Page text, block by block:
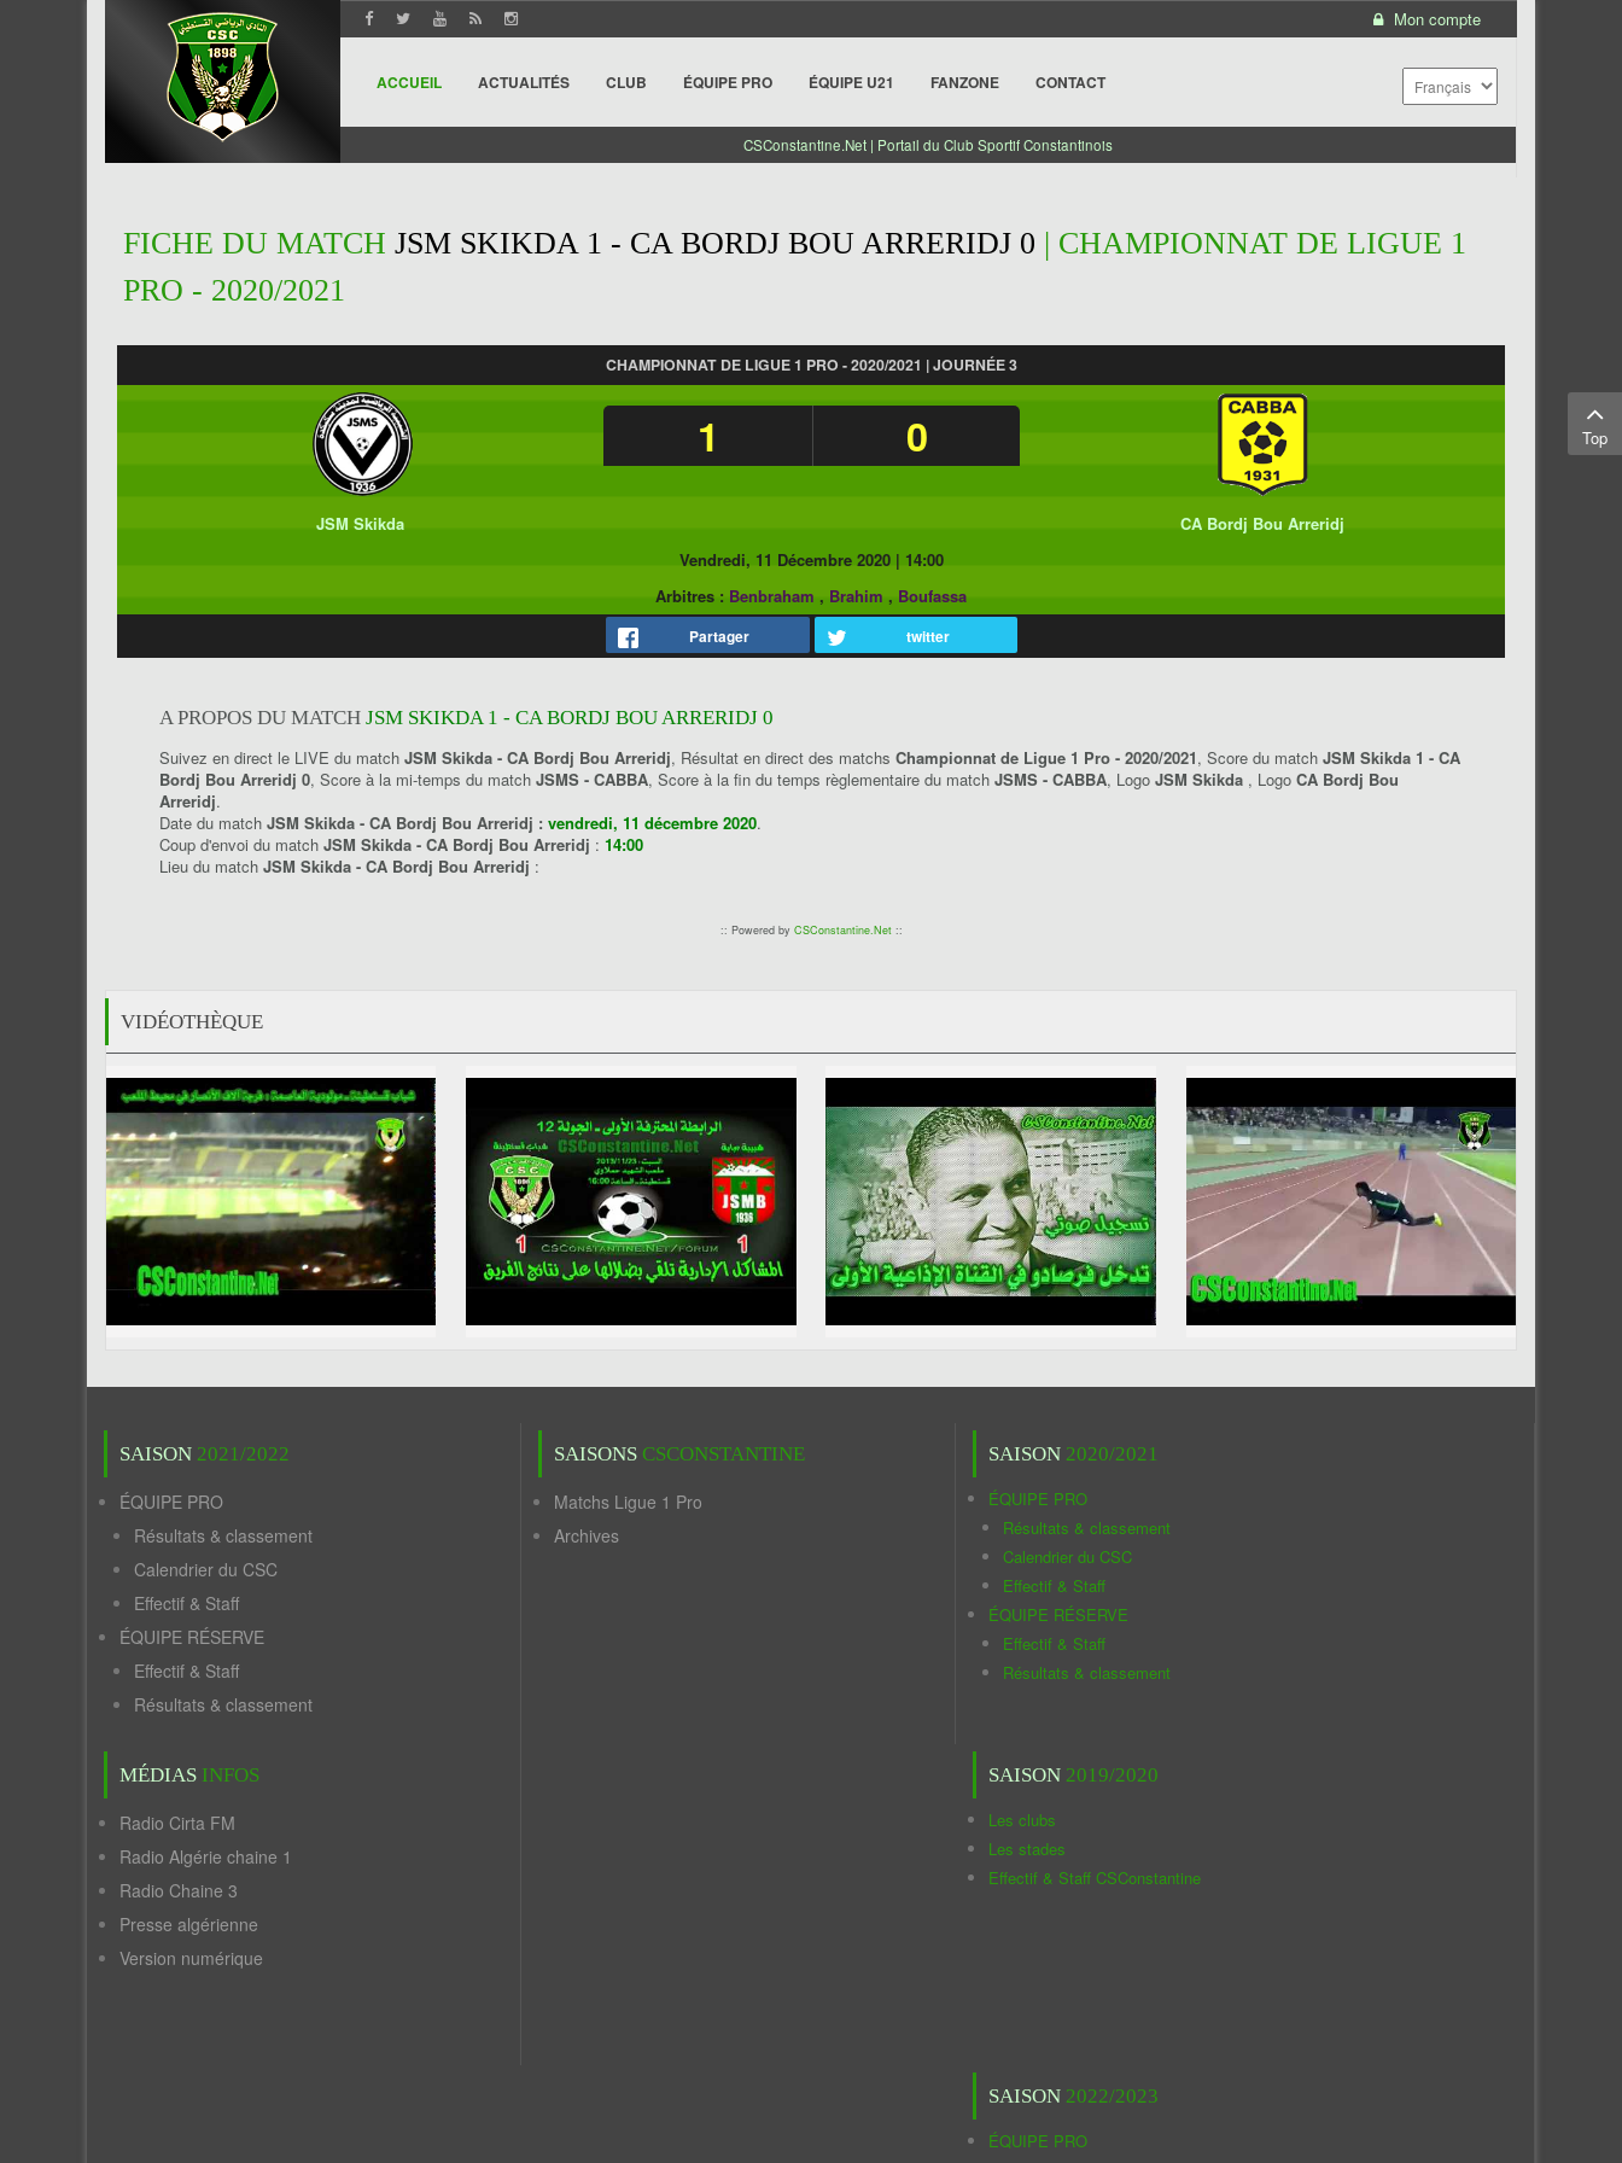
Mon compte
ACCUEIL ACTUALITÉS CLUB ÉQUIPE PRO ÉQUIPE U21 FANZONE CONTACT
CSConstantine.Net | Portail du Club Sportif Constantinois
FICHE DU MATCH JSM SKIKDA 1 - CA BORDJ BOU ARRERIDJ 0 | CHAMPIONNAT DE LIGUE 1
PRO - 2020/2021
CHAMPIONNAT DE LIGUE 1 PRO - 2020/2021 | JOURNÉE 3
1 0
JSM Skikda
CA Bordj Bou Arreridj
Vendredi, 11 Décembre 2020| 14:00
Arbitres : Benbraham , Brahim , Boufassa
Partager twitter
A PROPOS DU MATCH JSM SKIKDA 1 - CA BORDJ BOU ARRERIDJ 0
Suivez en direct le LIVE du match JSM Skikda - CA Bordj Bou Arreridj, Résultat en direct des matchs Championnat de Ligue 1 Pro - 2020/2021, Score du match JSM Skikda 1 - CA
Bordj Bou Arreridj 0, Score à la mi-temps du match JSMS - CABBA, Score à la fin du temps règlementaire du match JSMS - CABBA, Logo JSM Skikda , Logo CA Bordj Bou
Arreridj.
Date du match JSM Skikda - CA Bordj Bou Arreridj : vendredi, 11 décembre 2020.
Coup d'envoi du match JSM Skikda - CA Bordj Bou Arreridj : 14:00
Lieu du match JSM Skikda - CA Bordj Bou Arreridj :
:: Powered by CSConstantine.Net::
VIDÉOTHÈQUE
SAISON 2021/2022
ÉQUIPE PRO
Résultats & classement
Calendrier du CSC
Effectif & Staff
ÉQUIPE RÉSERVE
Effectif & Staff
Résultats & classement
MÉDIAS INFOS
Radio Cirta FM
Radio Algérie chaine 1
Radio Chaine 3
Presse algérienne
Version numérique
SAISONS CSCONSTANTINE
Matchs Ligue 1 Pro
Archives
SAISON 2020/2021
ÉQUIPE PRO
Résultats & classement
Calendrier du CSC
Effectif & Staff
ÉQUIPE RÉSERVE
Effectif & Staff
Résultats & classement
SAISON 2019/2020
Les clubs
Les stades
Effectif & Staff CSConstantine
SAISON 2022/2023
ÉQUIPE PRO
Top